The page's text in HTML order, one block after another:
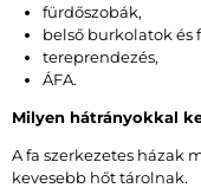
fürdőszobák,
belső burkolatok és
tereprendezés,
ÁFA.
Milyen hátrányokkal
A fa szerkezetes házak
kevesebb hőt tárolnak.